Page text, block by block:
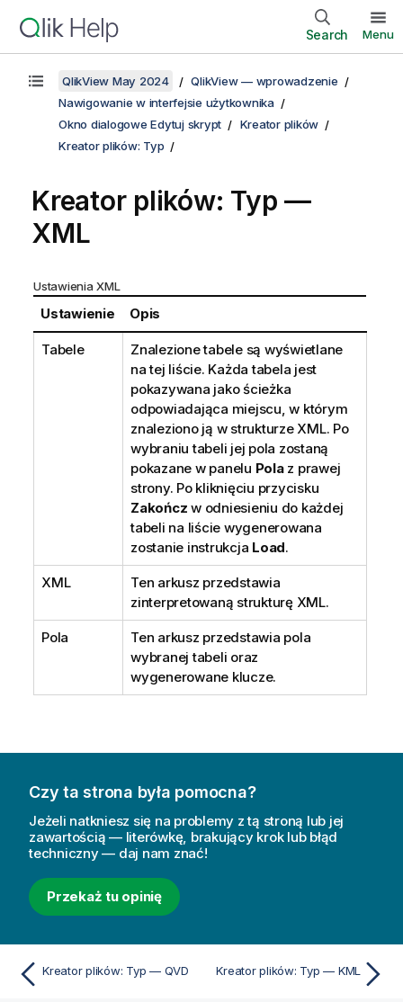
Search Menu
QlikView May 2024
QlikView — wprowadzenie
Nawigowanie w interfejsie użytkownika
Okno dialogowe Edytuj skrypt
Kreator plików
Kreator plików: Typ
Kreator plików: Typ —
XML
Ustawienia XML
Ustawienie Opis
Tabele
Znalezione tabele są wyświetlane
na tej liście. Każda tabela jest
pokazywana jako ścieżka
odpowiadająca miejscu, w którym
znaleziono ją w strukturze XML. Po
wybraniu tabeli jej pola zostaną
pokazane w panelu Polaz prawej
strony. Po kliknięciu przycisku
Zakończ w odniesieniu do każdej
tabeli na liście wygenerowana
zostanie instrukcja Load.
XML
Ten arkusz przedstawia
zinterpretowaną strukturę XML.
Pola
Ten arkusz przedstawia pola
wybranej tabeli oraz
wygenerowane klucze.
Czy ta strona była pomocna?
Jeżeli natkniesz się na problemy z tą stroną lub jej
zawartością — literówkę, brakujący krok lub błąd
techniczny — daj nam znać!
Przekaż tu opinię
Kreator plików: Typ — QVD Kreator plików: Typ — KML